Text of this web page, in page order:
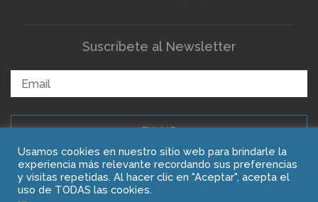
Suscríbete al Newsletter
ENVIAR
Copyright © 2021 Blasting Experts
Usamos cookies en nuestro sitio web para brindarle la
experiencia más relevante recordando sus preferencias
y visitas repetidas. Al hacer clic en "Aceptar", acepta el
uso de TODAS las cookies.